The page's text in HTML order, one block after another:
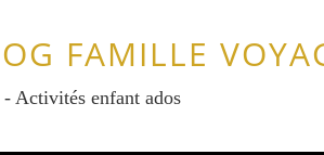
FAMILLE
Activités enfant ados